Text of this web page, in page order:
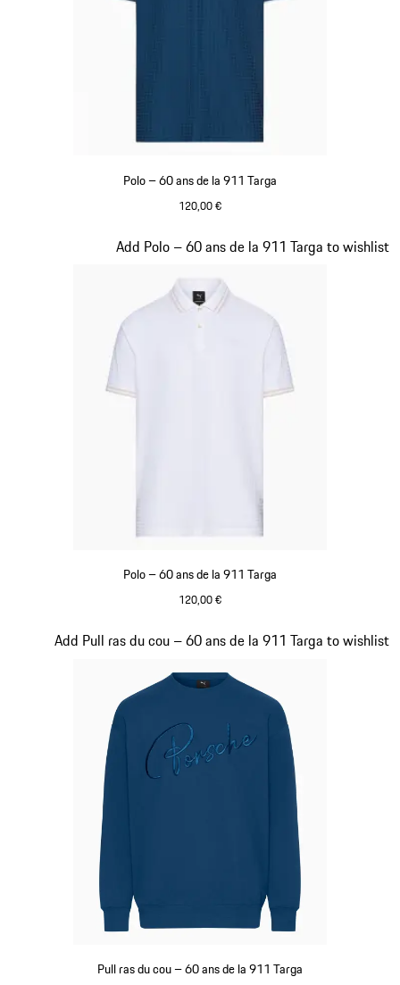
Polo – 60 ans de la 911 Targa
120,00 €
Polo – 60 ans de la 911 Targa
120,00 €
Add Polo – 60 ans de la 911 Targa to wishlist
Diapositive 11 sur 20
Pull ras du cou – 60 ans de la 911 Targa
Add Pull ras du cou – 60 ans de la 911 Targa to wishlist
Diapositive 12 sur 20